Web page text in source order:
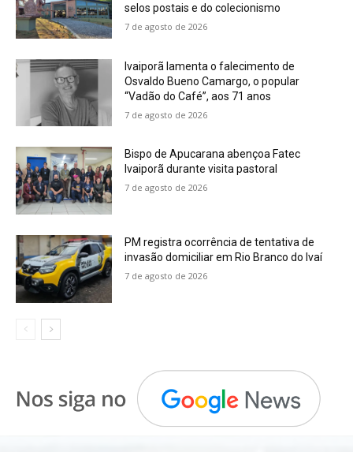
selos postais e do colecionismo
7 de agosto de 2026
Ivaiporã lamenta o falecimento de
Osvaldo Bueno Camargo, o popular
“Vadão do Café”, aos 71 anos
7 de agosto de 2026
Bispo de Apucarana abençoa Fatec
Ivaiporã durante visita pastoral
7 de agosto de 2026
PM registra ocorrência de tentativa de
invasão domiciliar em Rio Branco do Ivaí
7 de agosto de 2026